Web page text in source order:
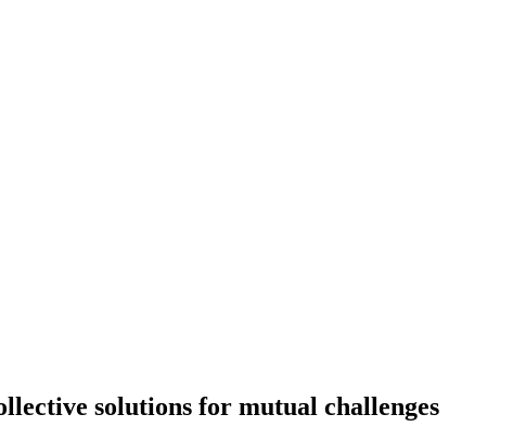
solutions for mutual challenges